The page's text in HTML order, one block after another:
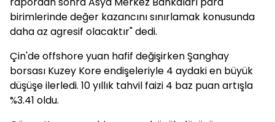
birimlerinde değer kazancını sınırlamak konusunda
daha az agresif olacaktır" dedi.
Çin'de offshore yuan hafif değişirken Şanghay
borsası Kuzey Kore endişeleriyle 4 aydaki en büyük
düşüşe ilerledi. 10 yıllık tahvil faizi 4 baz puan artışla
%3.41 oldu.